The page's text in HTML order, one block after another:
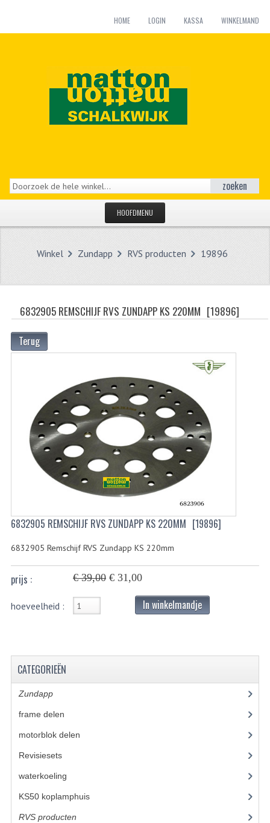
HOME LOGIN KASSA WINKELMAND
zoeken
HOOFDMENU
CATEGORIEËN
ZUNDAPP
FRAME DELEN
BANDEN
BINNENBANDEN
BINNENBANDEN 16-21"
BUITENBANDEN
BUITENBANDEN 16"
BUITENBANDEN 17"
BUITENBANDEN 19"
BEPLATING
Winkel Zundapp RVS producten 19896
6832905 REMSCHIJF RVS ZUNDAPP KS 220MM [19896]
Terug
6832905 REMSCHIJF RVS ZUNDAPP KS 220MM [19896]
6832905 Remschijf RVS Zundapp KS 220mm
prijs : € 39,00 € 31,00
hoeveelheid : In winkelmandje
CATEGORIEËN
Zundapp(2590)
frame delen
motorblok delen
Revisiesets(85)
waterkoeling
KS50 koplamphuis(22)
RVS producten